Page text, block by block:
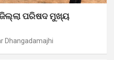
ପରିଷଦ ମୁଖ୍ୟ
Dhangadamajhi